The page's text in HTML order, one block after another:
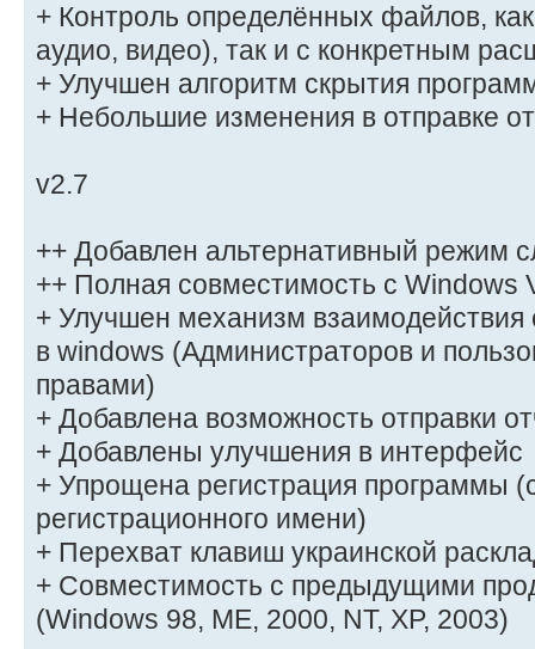
+ Контроль определённых файлов,
аудио, видео), так и с конкретным
+ Улучшен алгоритм скрытия
+ Небольшие изменения в отправке
v2.7
++ Добавлен альтернативный режим
++ Полная совместимость с Windows
+ Улучшен механизм взаимодействия
в windows (Администраторов и
правами)
+ Добавлена возможность отправки
+ Добавлены улучшения в интерфейс
+ Упрощена регистрация программы
регистрационного имени)
+ Перехват клавиш украинской
+ Совместимость с предыдущими
(Windows 98, ME, 2000, NT, XP, 2003)